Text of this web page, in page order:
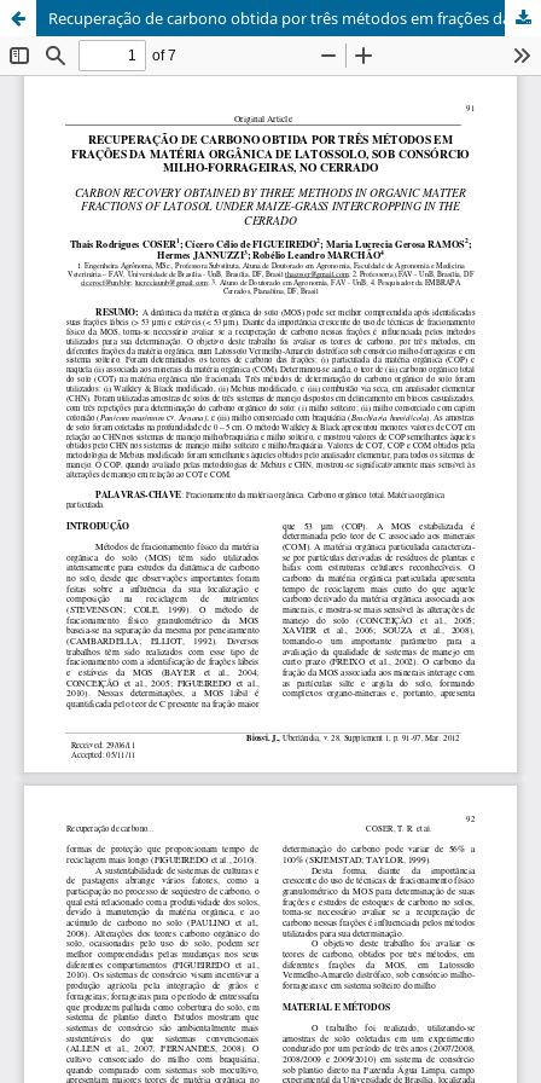
Recuperação de carbono obtida por três métodos em frações da matéria orgânica de latossolo, sob consórcio milho-forrageiras, no cerrado